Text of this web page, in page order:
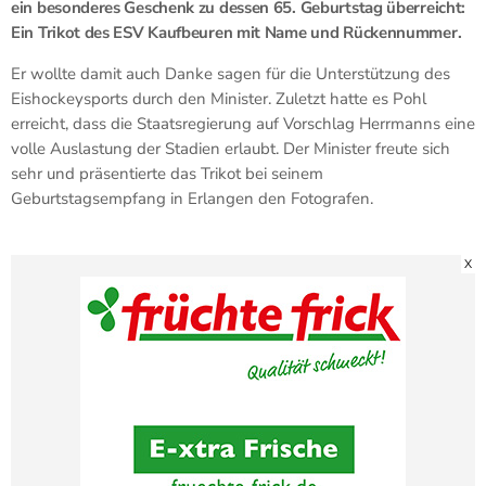
ein besonderes Geschenk zu dessen 65. Geburtstag überreicht:
Ein Trikot des ESV Kaufbeuren mit Name und Rückennummer.
Er wollte damit auch Danke sagen für die Unterstützung des
Eishockeysports durch den Minister. Zuletzt hatte es Pohl
erreicht, dass die Staatsregierung auf Vorschlag Herrmanns eine
volle Auslastung der Stadien erlaubt. Der Minister freute sich
sehr und präsentierte das Trikot bei seinem
Geburtstagsempfang in Erlangen den Fotografen.
X